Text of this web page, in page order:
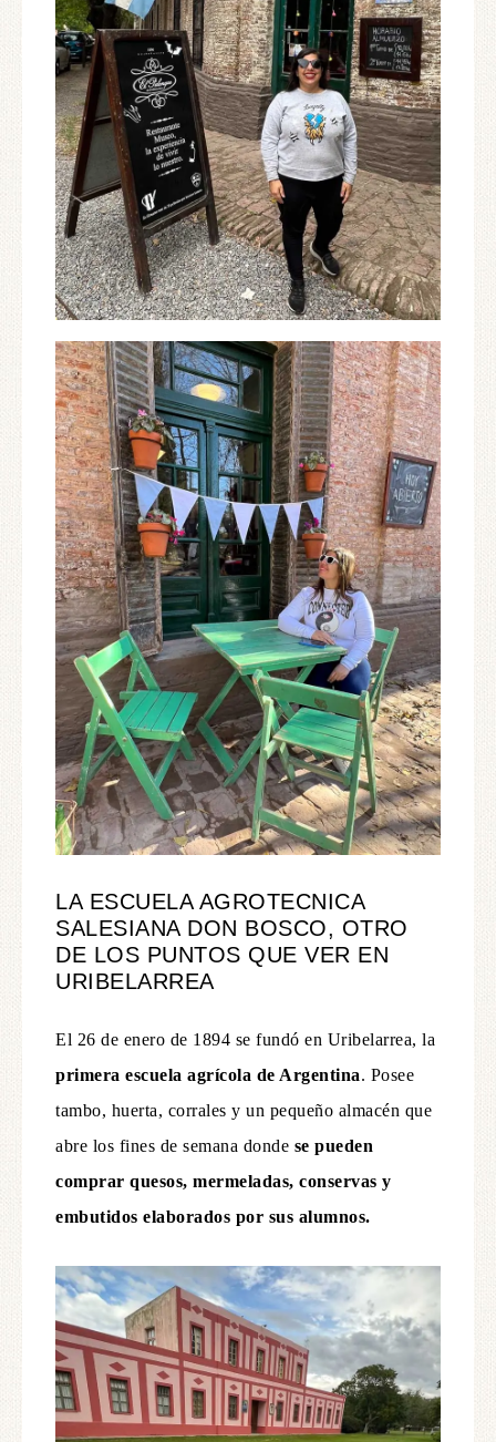
LA ESCUELA AGROTECNICA
SALESIANA DON BOSCO, OTRO
DE LOS PUNTOS QUE VER EN
URIBELARREA
El 26 de enero de 1894 se fundó en Uribelarrea, la
primera escuela agrícola de Argentina. Posee
tambo, huerta, corrales y un pequeño almacén que
abre los fines de semana donde se pueden
comprar quesos, mermeladas, conservas y
embutidos elaborados por sus alumnos.